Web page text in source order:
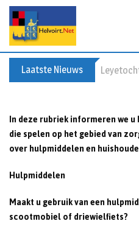
p
Laatste Nieuws
In deze rubriek informeren we
die spelen op het gebied van
over hulpmiddelen en
Hulpmiddelen
Maakt u gebruik van een
scootmobiel of driewielfiets?